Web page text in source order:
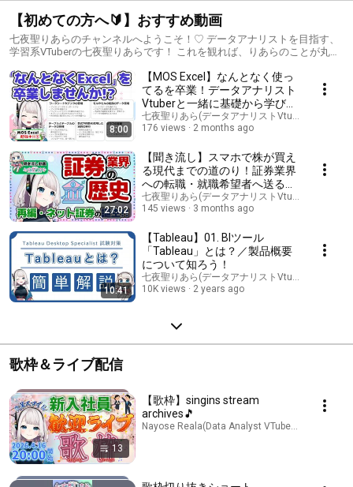
【初めての方へ🔰】おすすめ動画
七夜聖りあらのチャンネルへようこそ！♡ データアナリストを目指す、
学習系VTuberの七夜聖りあらです！ これを観れば、りあらのことが丸分
8:00
【MOS Excel】なんとなく使っ
てるを卒業！データアナリスト
Vtuberと一緒に基礎から学び直
そっ💻✨#七夜聖りあら
#Vtuber #MOS #Excel #資格 #
七夜聖りあら(データアナリストVtuber)
176 views
2 months ago
27:02
【聞き流し】スマホで株が買え
る現代までの道のり！証券業界
への転職・就職希望者へ送る、
知っておきたい再編の歴史大解
剖👀🚀
七夜聖りあら(データアナリストVtuber)
145 views
3 months ago
10:41
【Tableau】01. BIツール
「Tableau」とは？／製品概要
について知ろう！
七夜聖りあら(データアナリストVtuber)
10K views
2 years ago
歌枠＆ライブ配信
13
【歌枠】singins stream
archives🎵
Nayose Reala(Data Analyst VTuber) · Playlist